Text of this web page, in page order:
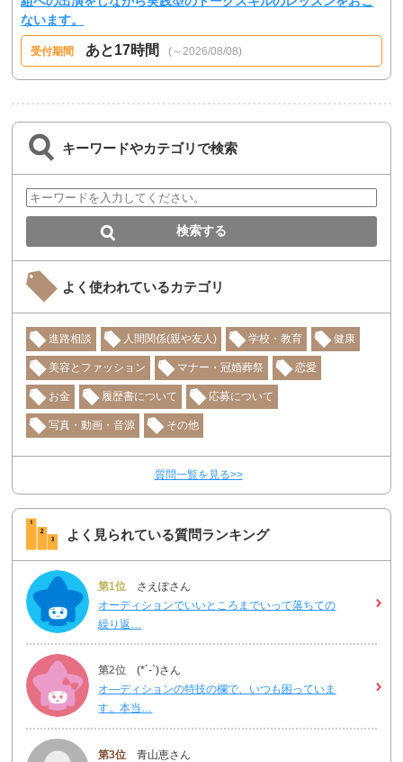
ないます。
受付期間 あと17時間 (～2026/08/08)
キーワードやカテゴリで検索
よく使われているカテゴリ
進路相談 人間関係(親や友人) 学校・教育 健康
美容とファッション マナー・冠婚葬祭 恋愛
お金 履歴書について 応募について
写真・動画・音源 その他
質問一覧を見る>>
よく見られている質問ランキング
第1位 さえぽさん
オーディションでいいところまでいって落ちての
繰り返…
第2位 (*´-`)さん
オ―ディションの特技の欄で、いつも困っていま
す。本当…
第3位 青山恵さん